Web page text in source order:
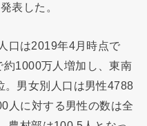
表した。
口は2019年4月時点で
1000万人増加し、東南
。男女別人口は男性4788
人に対する男性の数は全